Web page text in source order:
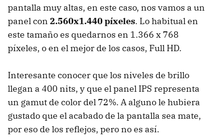
pantalla muy altas, en este caso, nos vamos a un
panel con 2.560x1.440 píxeles. Lo habitual en
este tamaño es quedarnos en 1.366 x 768
píxeles, o en el mejor de los casos, Full HD.
Interesante conocer que los niveles de brillo
llegan a 400 nits, y que el panel IPS representa
un gamut de color del 72%. A alguno le hubiera
gustado que el acabado de la pantalla sea mate,
por eso de los reflejos, pero no es así.